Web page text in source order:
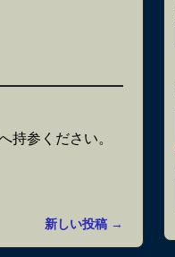
参ください。
新しい投稿 →